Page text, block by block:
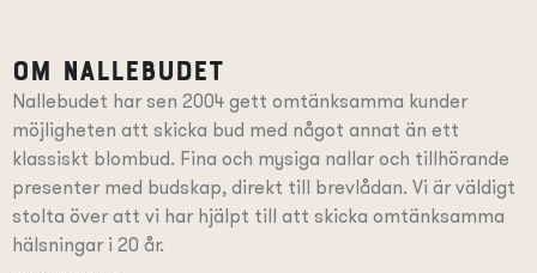
Om Nallebudet
Nallebudet har sen 2004 gett omtänksamma kunder
möjligheten att skicka bud med något annat än ett
klassiskt blombud. Fina och mysiga nallar och tillhörande
presentermed budskap, direkt till brevlådan. Vi är väldigt
stolta över att vi har hjälpt till att skicka omtänksamma
hälsningar i 20 år.